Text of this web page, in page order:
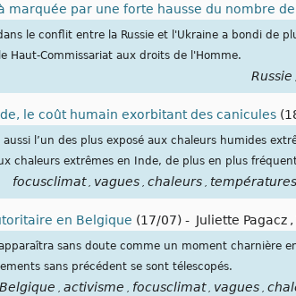
marquée par une forte hausse du nombre
le conflit entre la Russie et l'Ukraine a bondi de
Haut-Commissariat aux droits de l'Homme.
Russie ,
le coût humain exorbitant des canicules
l’un des plus exposé aux chaleurs humides
chaleurs extrêmes en Inde, de plus en plus
focusclimat , vagues , chaleurs , températures
en Belgique (17/07) - Juliette Pagacz ,
sans doute comme un moment charnière
sans précédent se sont télescopés.
Belgique , activisme , focusclimat , vagues ,